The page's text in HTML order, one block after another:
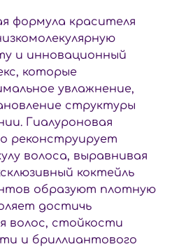
формула красителя
и инновационный
которые
увлажнение,
структуры
Гиалуроновая
реконструирует
волоса, выравнивая
коктейль
образуют плотную
достичь
волос, стойкости
и бриллиантового